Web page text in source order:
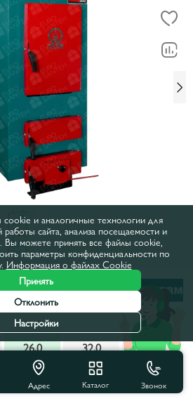
26,0 32,0
38,0
Адрес Каталог Звонок
и аналогичные технологии для
сайта, анализа посещаемости и
Вы можете принять все файлы cookie,
параметры конфиденциальности по
Информация о файлах Cookie
Принять
Отклонить
Настройки